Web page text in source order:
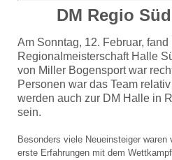
DM Regio
Am Sonntag, 12. Februar,
Regionalmeisterschaft Halle
von Miller Bogensport war
Personen war das Team
werden auch zur DM Halle in
sein.
Besonders viele Neueinsteiger
erste Erfahrungen mit dem